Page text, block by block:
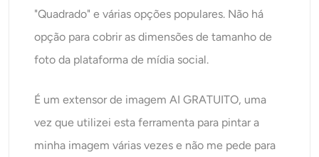
"Quadrado" e várias opções populares. Não há
opção para cobrir as dimensões de tamanho de
foto da plataforma de mídia social.
É um extensor de imagem AI GRATUITO, uma
vez que utilizei esta ferramenta para pintar a
minha imagem várias vezes e não me pede para